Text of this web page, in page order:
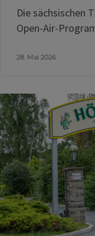
Die sächsischen
Open-Air-
28. Mai 2026